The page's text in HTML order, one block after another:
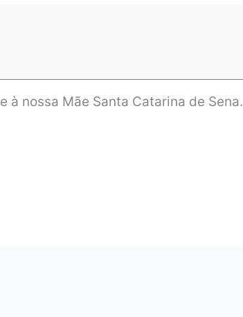
à nossa Mãe Santa Catarina de Sena.